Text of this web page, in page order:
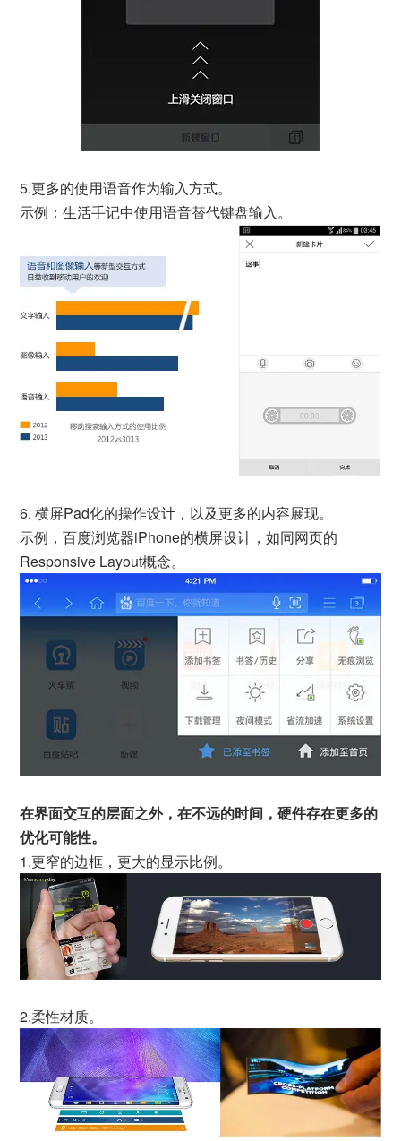
5.更多的使用语音作为输入方式。
示例：生活手记中使用语音替代键盘输入。
6. 横屏Pad化的操作设计，以及更多的内容展现。
示例，百度浏览器iPhone的横屏设计，如同网页的
Responsive Layout概念。
在界面交互的层面之外，在不远的时间，硬件存在更多的
优化可能性。
1.更窄的边框，更大的显示比例。
2.柔性材质。